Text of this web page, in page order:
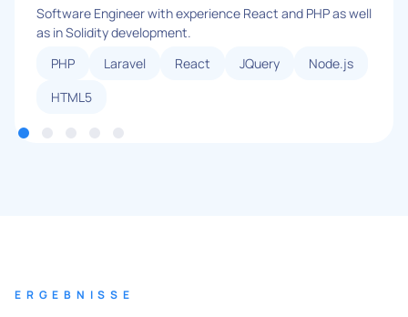
Software Engineer with experience React and PHP as well
as in Solidity development.
PHP
Laravel React JQuery
Node.js
HTML5
ERGEBNISSE